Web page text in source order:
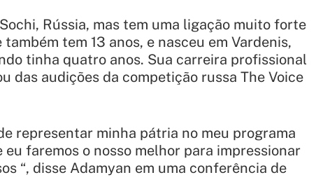
Rússia, mas tem uma ligação muito forte
tem 13 anos, e nasceu em Vardenis,
tinha quatro anos. Sua carreira profissional
das audições da competição russa The Voice
representar minha pátria no meu programa
eu faremos o nosso melhor para impressionar
“, disse Adamyan em uma conferência de